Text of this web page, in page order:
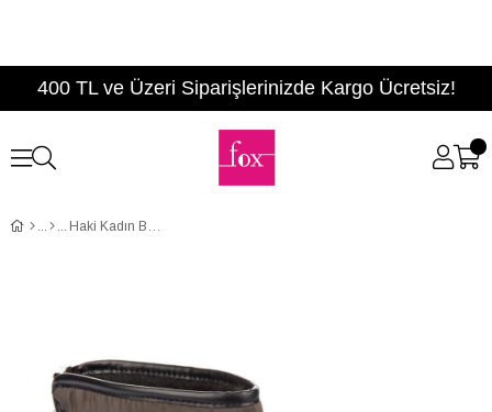
400 TL ve Üzeri Siparişlerinizde Kargo Ücretsiz!
Haki Kadın Bot A932070104